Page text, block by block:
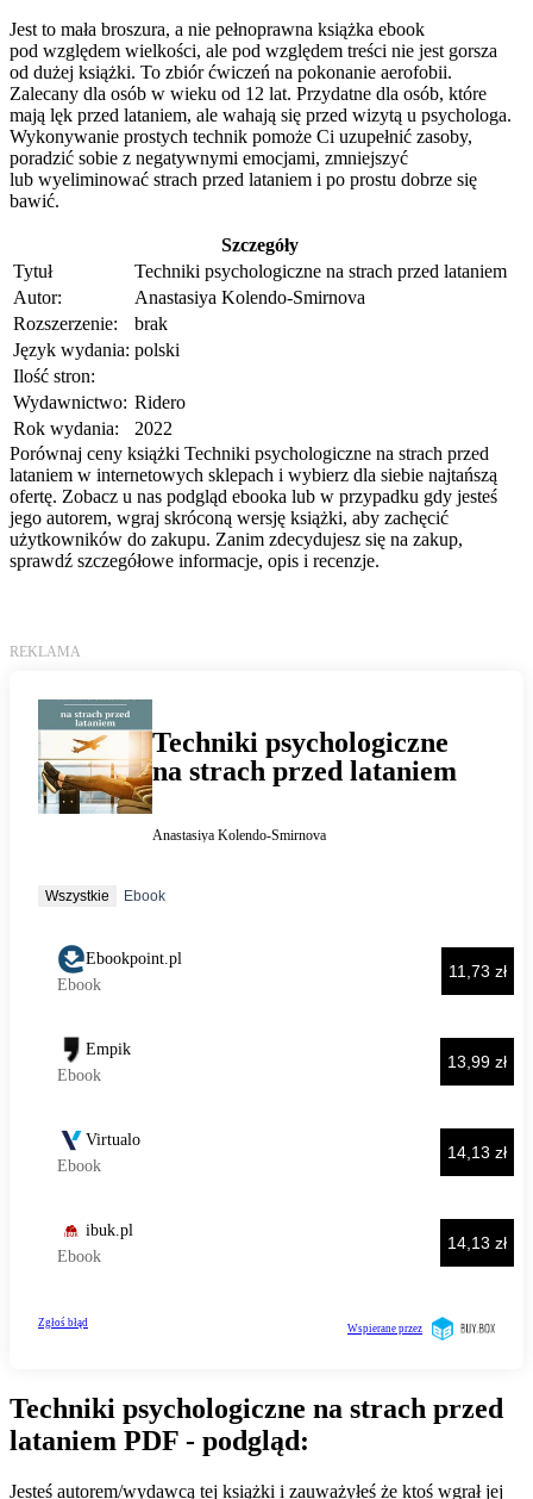
Jest to mała broszura, a nie pełnoprawna książka ebook
pod względem wielkości, ale pod względem treści nie jest gorsza
od dużej książki. To zbiór ćwiczeń na pokonanie aerofobii.
Zalecany dla osób w wieku od 12 lat. Przydatne dla osób, które
mają lęk przed lataniem, ale wahają się przed wizytą u psychologa.
Wykonywanie prostych technik pomoże Ci uzupełnić zasoby,
poradzić sobie z negatywnymi emocjami, zmniejszyć
lub wyeliminować strach przed lataniem i po prostu dobrze się
bawić.
Szczegóły
Tytuł
Techniki psychologiczne na strach przed lataniem
Autor:
Anastasiya Kolendo-Smirnova
Rozszerzenie:
brak
Język wydania: polski
Ilość stron:
Wydawnictwo: Ridero
Rok wydania:
2022
Porównaj ceny książki Techniki psychologiczne na strach przed
lataniem w internetowych sklepach i wybierz dla siebie najtańszą
ofertę. Zobacz u nas podgląd ebooka lub w przypadku gdy jesteś
jego autorem, wgraj skróconą wersję książki, aby zachęcić
użytkowników do zakupu. Zanim zdecydujesz się na zakup,
sprawdź szczegółowe informacje, opis i recenzje.
Techniki psychologiczne na strach przed
lataniem PDF - podgląd:
Jesteś autorem/wydawcą tej książki i zauważyłeś że ktoś wgrał jej